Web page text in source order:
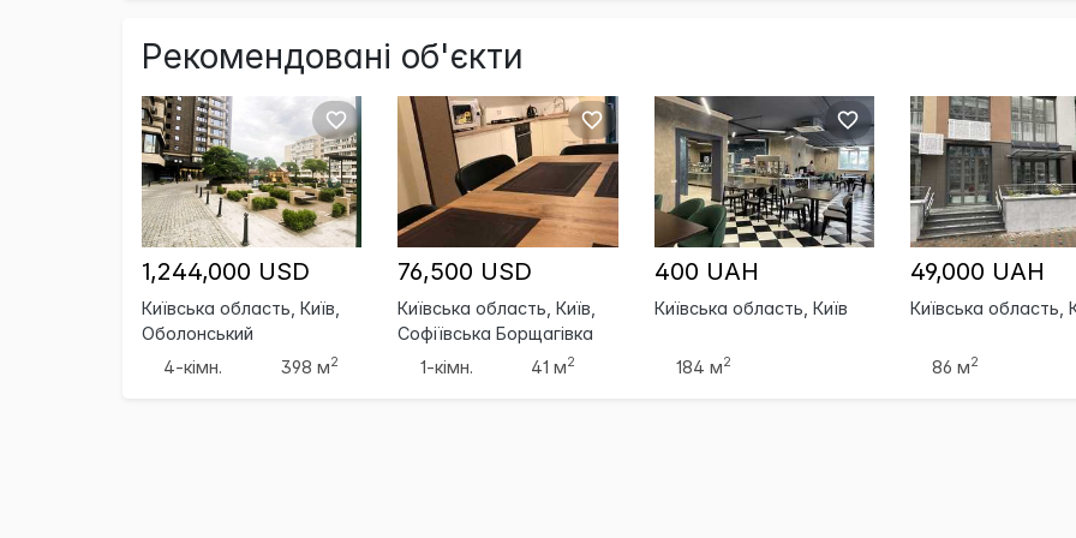
Рекомендовані об'єкти
1,244,000 USD
Київська область, Київ,
Оболонський
4-кімн.
398 м2
76,500 USD
Київська область, Київ,
Софіївська Борщагівка
1-кімн.
41 м2
400 UAH
Київська область, Київ
184 м2
49,000 UAH
Київська область,
86 м2